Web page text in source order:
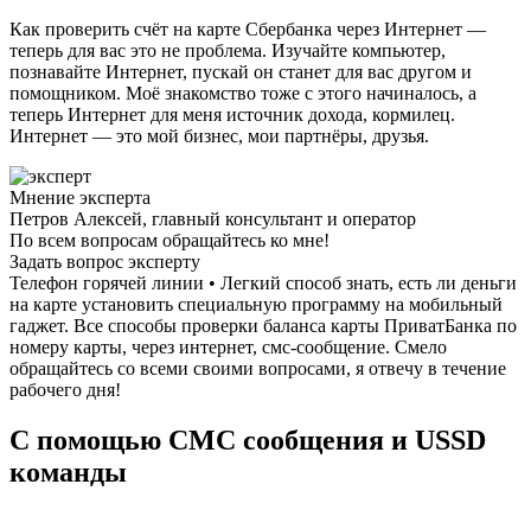
Как проверить счёт на карте Сбербанка через Интернет —
теперь для вас это не проблема. Изучайте компьютер,
познавайте Интернет, пускай он станет для вас другом и
помощником. Моё знакомство тоже с этого начиналось, а
теперь Интернет для меня источник дохода, кормилец.
Интернет — это мой бизнес, мои партнёры, друзья.
Мнение эксперта
Петров Алексей, главный консультант и оператор
По всем вопросам обращайтесь ко мне!
Задать вопрос эксперту
Телефон горячей линии • Легкий способ знать, есть ли деньги
на карте установить специальную программу на мобильный
гаджет. Все способы проверки баланса карты ПриватБанка по
номеру карты, через интернет, смс-сообщение. Смело
обращайтесь со всеми своими вопросами, я отвечу в течение
рабочего дня!
С помощью СМС сообщения и USSD
команды